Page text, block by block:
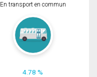
En transport en commun
4.78 %